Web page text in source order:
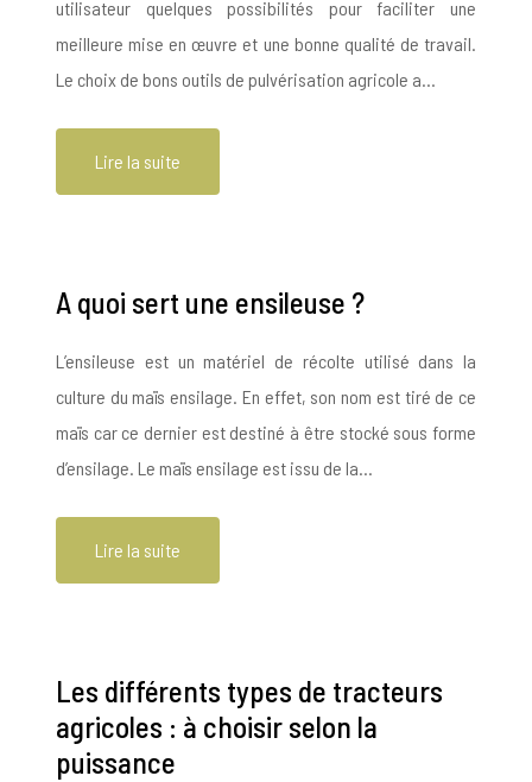
utilisateur quelques possibilités pour faciliter une
meilleure mise en œuvre et une bonne qualité de travail.
Le choix de bons outils de pulvérisation agricole a…
Lire la suite
A quoi sert une ensileuse ?
L’ensileuse est un matériel de récolte utilisé dans la
culture du maïs ensilage. En effet, son nom est tiré de ce
maïs car ce dernier est destiné à être stocké sous forme
d’ensilage. Le maïs ensilage est issu de la…
Lire la suite
Les différents types de tracteurs
agricoles : à choisir selon la
puissance